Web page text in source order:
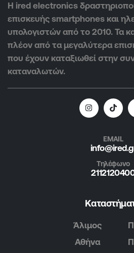
Η ired electronics
επισκευής smartphones και
υπολογιστών από το 2010. Τα
πλέον από τα μεγαλύτερα
που έχουν καταξιωθεί στην
καταναλωτών.
EMAIL
Τηλέφωνο
Άλιμος
Αθήνα